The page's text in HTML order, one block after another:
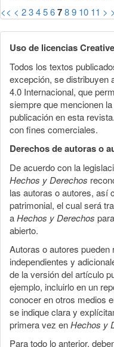
<< < 23456789 10 11 >
Uso de licencias
Todos los textos
excepción, se distribuyen
4.0 Internacional, que
siempre que mencionen
publicación en esta
con fines comerciales.
Derechos de autoras o
De acuerdo con la
Hechos y Derechos
las autoras o autores, así
patrimonial, el cual será
aHechos y Derechos
abierto.
Autoras o autores
independientes y
de la versión del artículo
ejemplo, incluirlo en un
conocer en otros medios
se indique clara y
primera vez enHechos y
Para todo lo anterior,